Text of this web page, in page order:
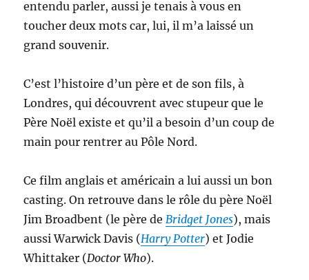
entendu parler, aussi je tenais à vous en
toucher deux mots car, lui, il m’a laissé un
grand souvenir.
C’est l’histoire d’un père et de son fils, à
Londres, qui découvrent avec stupeur que le
Père Noël existe et qu’il a besoin d’un coup de
main pour rentrer au Pôle Nord.
Ce film anglais et américain a lui aussi un bon
casting. On retrouve dans le rôle du père Noël
Jim Broadbent (le père deBridget Jones), mais
aussi Warwick Davis (Harry Potter) et Jodie
Whittaker (Doctor Who).